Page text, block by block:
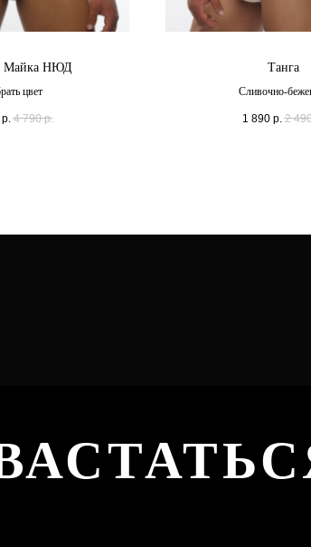
Майка НЮД
цвет
р. 4 790 р.
Танга
Сливочно-
1 890 р. 2